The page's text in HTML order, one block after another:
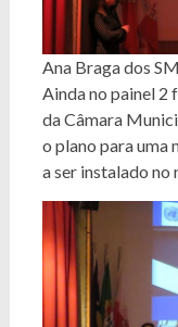
Ana Braga dos
Ainda no painel 2
da Câmara
o plano para uma
a ser instalado